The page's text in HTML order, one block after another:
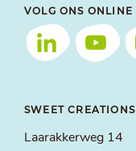
VOLG ONS ONLINE
SWEET CREATIONS
Laarakkerweg 14